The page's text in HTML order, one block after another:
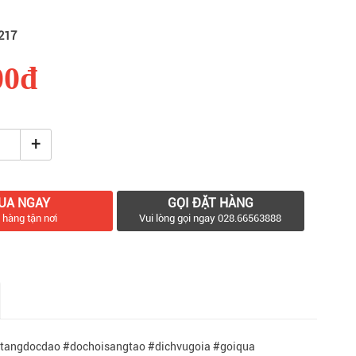
+
NGAY
hàng tận nơi
GỌI ĐẶT HÀNG
Vui lòng gọi ngay 028.66563888
#dochoisangtao #dichvugoia #goiqua